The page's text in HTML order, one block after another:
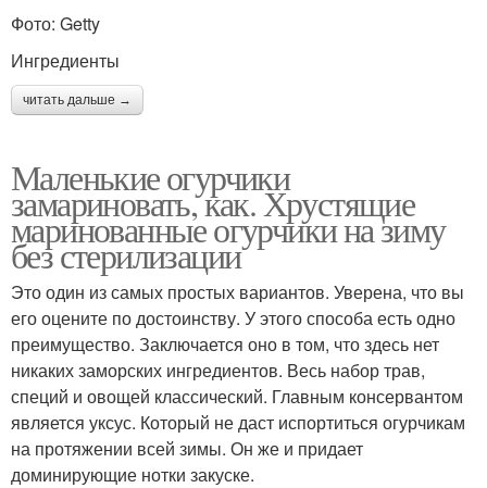
Фото: Getty
Ингредиенты
читать дальше →
Маленькие огурчики
замариновать, как. Хрустящие
маринованные огурчики на зиму
без стерилизации
Это один из самых простых вариантов. Уверена, что вы
его оцените по достоинству. У этого способа есть одно
преимущество. Заключается оно в том, что здесь нет
никаких заморских ингредиентов. Весь набор трав,
специй и овощей классический. Главным консервантом
является уксус. Который не даст испортиться огурчикам
на протяжении всей зимы. Он же и придает
доминирующие нотки закуске.